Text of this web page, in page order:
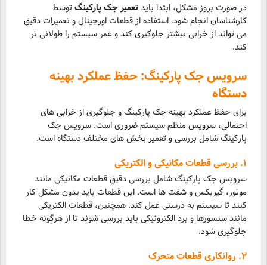
در صورت بروز مشکل، ابتدا بایدتعمیر جک پارکینگ توسط
کارشناسان انجام شود. استفاده از قطعات اورجینال و تعمیرات دقیق
می تواند از خرابی بیشتر جلوگیری کند و عمر سیستم را طولانی تر
کند.
سرویس جک پارکینگ: حفظ عملکرد بهینه
دستگاه
برای حفظ عملکرد بهینه جک پارکینگ و جلوگیری از خرابی های
احتمالی، سرویس منظم سیستم ضروری است. سرویس جک
پارکینگ شامل بررسی و تعمیر بخش های مختلف دستگاه است.
۱. بررسی قطعات مکانیکی و الکتریکی
سرویس جک پارکینگ شامل بررسی دقیق قطعات مکانیکی مانند
موتور، گیربکس و شفت ها است. این قطعات باید بدون مشکل کار
کنند تا سیستم به درستی عمل کند. همچنین، قطعات الکتریکی
مانند سنسورها و برد الکترونیکی باید بررسی شوند تا از هرگونه خطا
جلوگیری شود.
۲. روانکاری قطعات متحرک